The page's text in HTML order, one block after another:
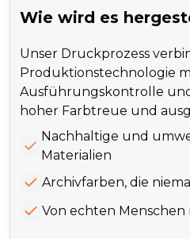
Wie wird es
Unser Druckprozess
Produktionstechnologie
Ausführungskontrolle
hoher Farbtreue und
Nachhaltige und
Materialien
Archivfarben, die
Von echten